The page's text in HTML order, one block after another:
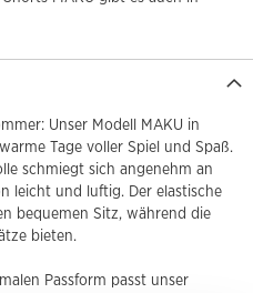
Unser Modell MAKU in
Tage voller Spiel und Spaß.
schmiegt sich angenehm an
leicht und luftig. Der elastische
bequemen Sitz, während die
bieten.
Passform passt unser